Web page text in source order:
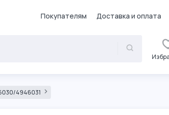
Покупателям Доставка и оплата
4946031